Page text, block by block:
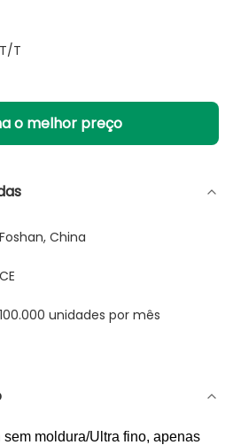
T/T
o melhor preço
Foshan, China
CE
100.000 unidades por mês
sem moldura/Ultra fino, apenas